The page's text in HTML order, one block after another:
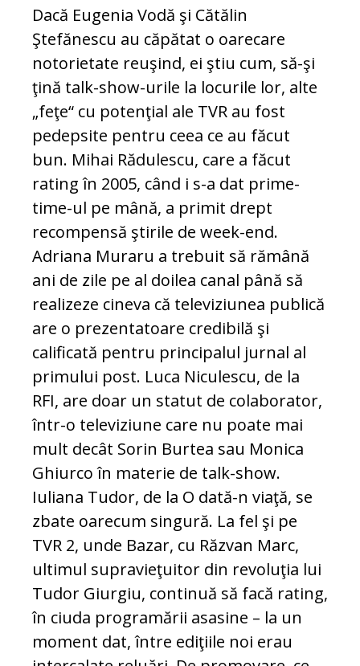
Dacă Eugenia Vodă şi Cătălin
Ştefănescu au căpătat o oarecare
notorietate reuşind, ei ştiu cum, să-şi
ţină talk-show-urile la locurile lor, alte
„feţe“ cu potenţial ale TVR au fost
pedepsite pentru ceea ce au făcut
bun. Mihai Rădulescu, care a făcut
rating în 2005, când i s-a dat prime-
time-ul pe mână, a primit drept
recompensă ştirile de week-end.
Adriana Muraru a trebuit să rămână
ani de zile pe al doilea canal până să
realizeze cineva că televiziunea publică
are o prezentatoare credibilă şi
calificată pentru principalul jurnal al
primului post. Luca Niculescu, de la
RFI, are doar un statut de colaborator,
într-o televiziune care nu poate mai
mult decât Sorin Burtea sau Monica
Ghiurco în materie de talk-show.
Iuliana Tudor, de la O dată-n viaţă, se
zbate oarecum singură. La fel şi pe
TVR 2, unde Bazar, cu Răzvan Marc,
ultimul supravieţuitor din revoluţia lui
Tudor Giurgiu, continuă să facă rating,
în ciuda programării asasine – la un
moment dat, între ediţiile noi erau